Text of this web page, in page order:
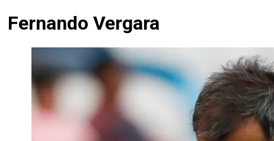
Fernando Vergara